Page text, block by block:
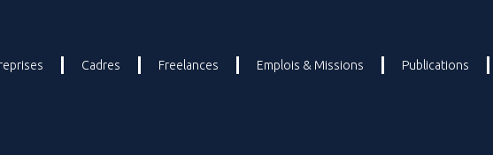
Cadres Freelances Emplois & Missions Publications